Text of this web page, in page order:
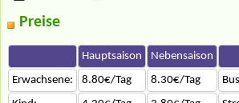
Preise
Hauptsaison Nebensaison
Erwachsene:
8.80€/Tag 8.30€/Tag